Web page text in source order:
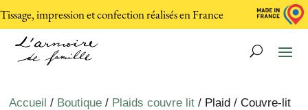
Tissage, impression et confection réalisés en France
Accueil / Boutique / Plaids couvre lit / Plaid / Couvre-lit